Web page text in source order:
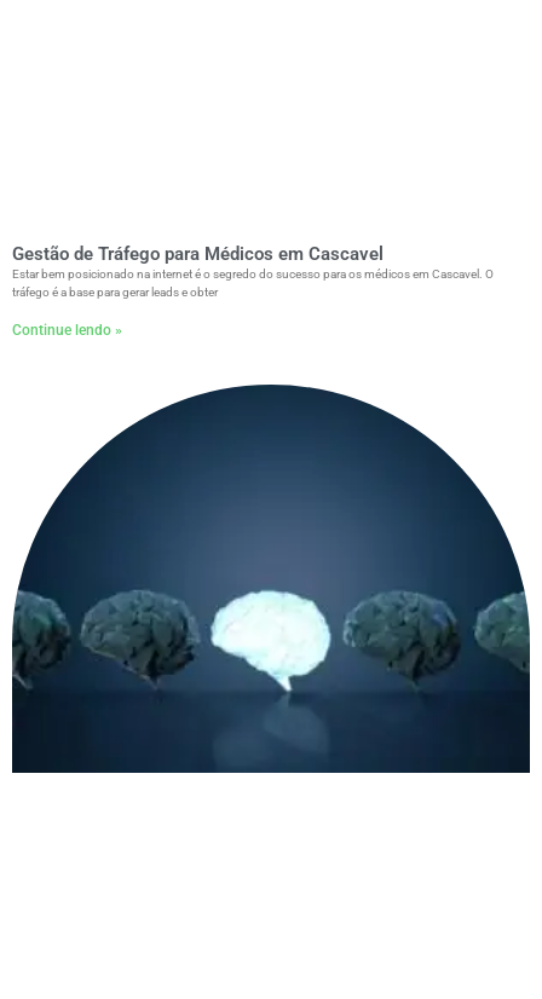
Gestão de Tráfego para Médicos em Cascavel
Estar bem posicionado na internet é o segredo do sucesso para os médicos em Cascavel. O
tráfego é a base para gerar leads e obter
Continue lendo »